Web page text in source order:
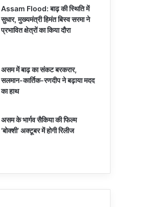
Assam Flood: बाढ़ की स्थिति में
सुधार, मुख्यमंत्री हिमंत बिस्व सरमा ने
प्रभावित क्षेत्रों का किया दौरा
असम में बाढ़ का संकट बरकरार,
सलमान-कार्तिक-रणदीप ने बढ़ाया मदद
का हाथ
असम के भार्गव सैकिया की फिल्म
‘बोक्शी’ अक्टूबर में होगी रिलीज